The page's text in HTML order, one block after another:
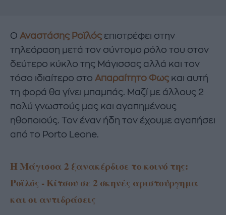
Ο Αναστάσης Ροϊλός επιστρέφει στην
τηλεόραση μετά τον σύντομο ρόλο του στον
δεύτερο κύκλο της Μάγισσας αλλά και τον
τόσο ιδιαίτερο στο Απαραίτητο Φως και αυτή
τη φορά θα γίνει μπαμπάς. Μαζί με άλλους 2
πολύ γνωστούς μας και αγαπημένους
ηθοποιούς. Τον έναν ήδη τον έχουμε αγαπήσει
από το Porto Leone.
Η Μάγισσα 2 ξανακέρδισε το κοινό της:
Ροϊλός - Κίτσου σε 2 σκηνές αριστούργημα
και οι αντιδράσεις